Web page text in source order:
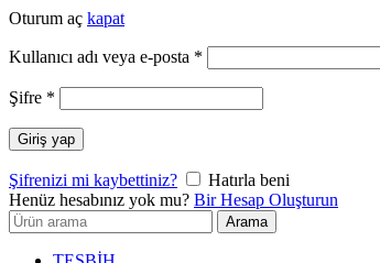
Oturum aç kapat
Kullanıcı adı veya e-posta *
Şifre *
Giriş yap
Şifrenizi mi kaybettiniz?
Hatırla beni
Henüz hesabınız yok mu? Bir Hesap Oluşturun
Arayın:
Arama